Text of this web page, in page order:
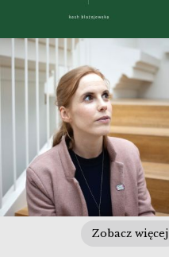
Zobacz więcej